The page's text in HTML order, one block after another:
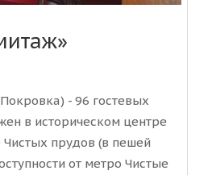
- 96 гостевых
в историческом центре
прудов (в пешей
от метро Чистые